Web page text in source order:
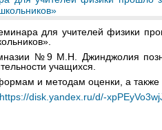
для учителей физики
№9 М.Н. Джинджолия
учащихся.
и методам оценки, а также
https://disk.yandex.ru/d/-